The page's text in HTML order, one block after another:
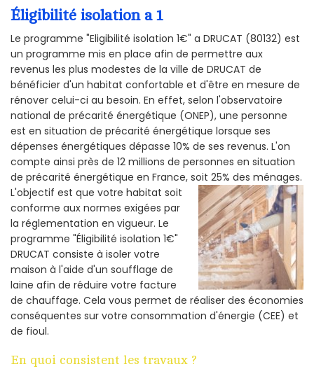
Éligibilité isolation a 1
Le programme "Eligibilité isolation 1€" a DRUCAT (80132) est
un programme mis en place afin de permettre aux
revenus les plus modestes de la ville de DRUCAT de
bénéficier d'un habitat confortable et d'être en mesure de
rénover celui-ci au besoin. En effet, selon l'observatoire
national de précarité énergétique (ONEP), une personne
est en situation de précarité énergétique lorsque ses
dépenses énergétiques dépasse 10% de ses revenus. L'on
compte ainsi près de 12 millions de personnes en situation
de précarité énergétique en France, soit 25% des ménages.
L'objectif est que votre habitat soit
conforme aux normes exigées par
la réglementation en vigueur. Le
programme "Éligibilité isolation 1€"
DRUCAT consiste à isoler votre
maison à l'aide d'un soufflage de
laine afin de réduire votre facture
de chauffage. Cela vous permet de réaliser des économies
conséquentes sur votre consommation d'énergie (CEE) et
de fioul.
En quoi consistent les travaux ?